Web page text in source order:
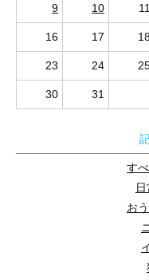
9 10 11
16 17
23 24
30 31
す
お